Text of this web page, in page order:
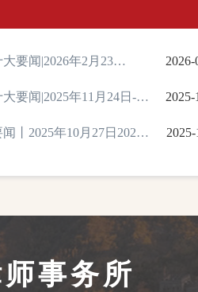
要闻|2026年2月23 2026-
要闻|2025年11月24日-11 2025-
丨2025年10月27日2025
事务所